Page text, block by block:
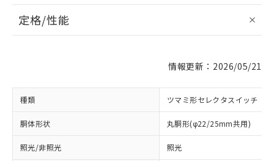
定格/性能
情報更新：2026/05/21
種類 ツマミ形セレクタスイッチ
胴体形状 丸胴形(φ22/25mm共用)
照光/非照光 照光